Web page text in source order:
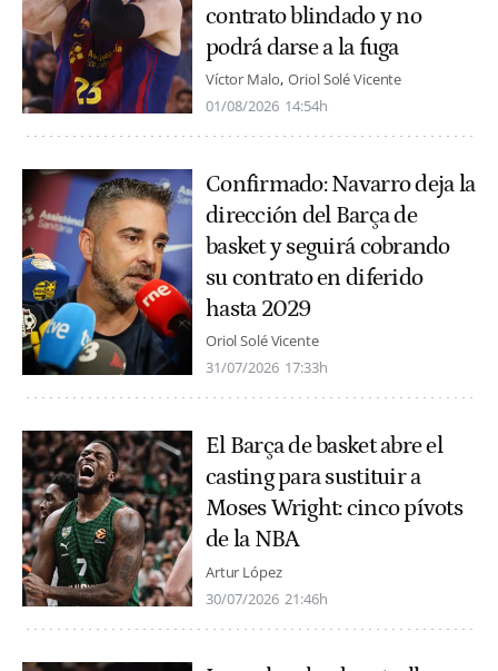
contrato blindado y no
podrá darse a la fuga
Víctor Malo Oriol Solé Vicente
01/08/2026 14:54h
Confirmado: Navarro deja la
dirección del Barça de
basket y seguirá cobrando
su contrato en diferido
hasta 2029
Oriol Solé Vicente
31/07/2026 17:33h
El Barça de basket abre el
casting para sustituir a
Moses Wright: cinco pívots
de la NBA
Artur López
30/07/2026 21:46h